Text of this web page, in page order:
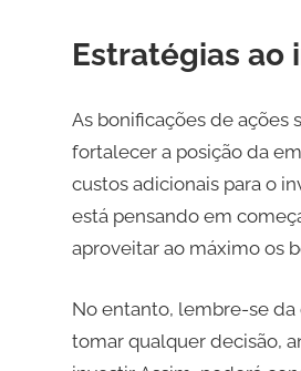
Estratégias ao
As bonificações de
fortalecer a posição da
custos adicionais para o
está pensando em
aproveitar ao máximo os
No entanto, lembre-se da
tomar qualquer decisão,